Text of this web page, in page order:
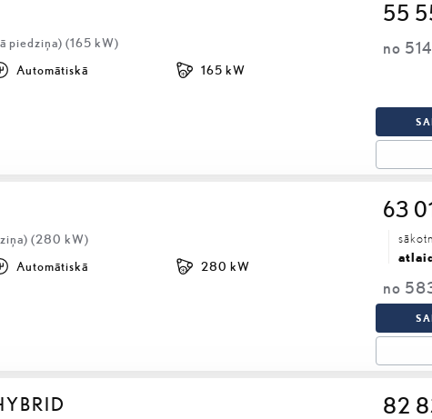
piedziņa) (165 kW)
55
no
Automātiskā 165 kW
(280 kW)
63
no
Automātiskā 280 kW
82